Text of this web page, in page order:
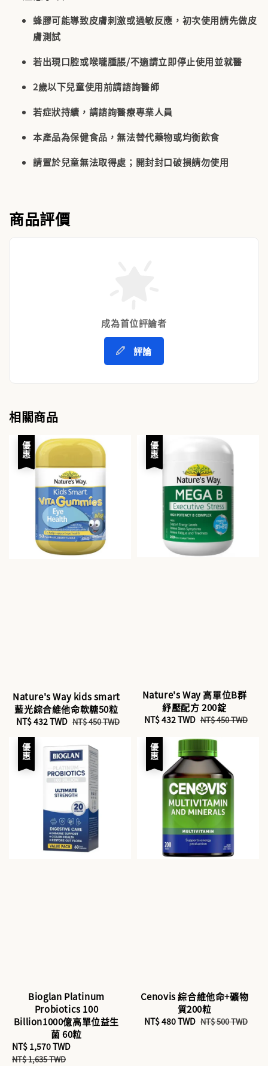
蜂膠可能導致皮膚刺激或過敏反應 ，初次使用請先做皮
膚測試
若出現口腔或喉嚨腫脹/不適請立即停止使用並就醫
2歲以下兒童使用前請諮詢醫師
若症狀持續，請諮詢醫療專業人員
本產品為保健食品，無法替代藥物或均衡飲食
請置於兒童無法取得處；開封封口破損請勿使用
商品評價
成為首位評論者
評論
相關商品
優惠
Nature's Way kids smart
藍光綜合維他命軟糖50粒
Sale
price
NT$ 432 TWD Regular
NT$ 450 TWD
優惠
Nature's Way 高單位B群
紓壓配方 200錠
Sale
NT$ 432 TWD Regular
NT$ 450 TWD
優惠
Bioglan Platinum
Probiotics 100
Billion1000億高單位益生
菌 60粒
Sale
price
NT$ 1,570 TWD
NT$ 1,635 TWD
優惠
Cenovis 綜合維他命+礦物
質200粒
Sale
NT$ 480 TWD Regular
NT$ 500 TWD